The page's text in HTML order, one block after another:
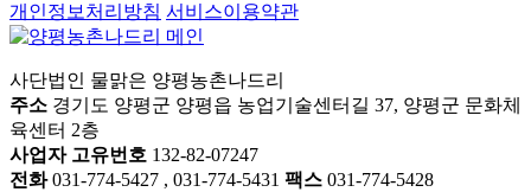
개인정보처리방침 서비스이용약관
사단법인 물맑은 양평농촌나드리
주소 경기도 양평군 양평읍 농업기술센터길 37, 양평군 문화체
육센터 2층
사업자 고유번호 132-82-07247
전화031-774-5427 , 031-774-5431 팩스 031-774-5428